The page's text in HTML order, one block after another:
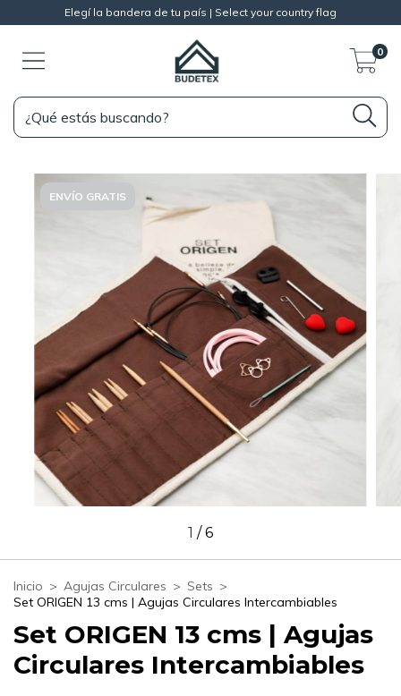
Elegí la bandera de tu país | Select your country flag
0
ENVÍO GRATIS
1 /6
Inicio > Agujas Circulares > Sets >
Set ORIGEN 13 cms | Agujas Circulares Intercambiables
Set ORIGEN 13 cms | Agujas
Circulares Intercambiables